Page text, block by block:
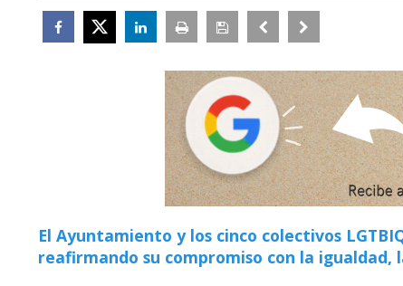
El Ayuntamiento y los cinco colectivos
reafirmando su compromiso con la